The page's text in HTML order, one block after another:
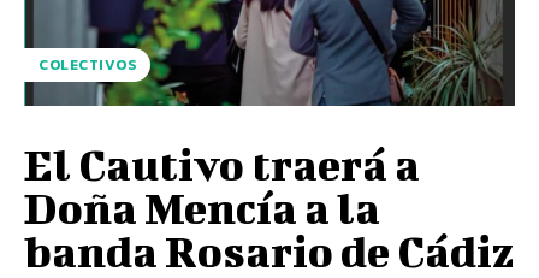
COLECTIVOS
El Cautivo traerá a
Doña Mencía a la
banda Rosario de Cádiz